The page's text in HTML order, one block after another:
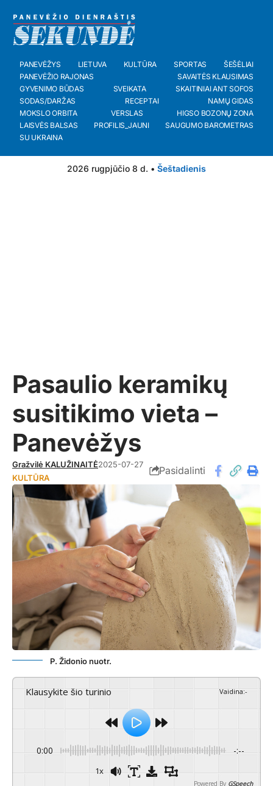
PANEVĖŽYS LIETUVA KULTŪRA SPORTAS
ŠEŠĖLIAI
PANEVĖŽIO RAJONAS
SAVAITĖS KLAUSIMAS
GYVENIMO BŪDAS
SVEIKATA
SKAITINIAI ANT SOFOS
SODAS/DARŽAS
RECEPTAI
NAMŲ GIDAS
MOKSLO ORBITA
VERSLAS
HIGSO BOZONŲ ZONA
LAISVĖS BALSAS
PROFILIS_JAUNI
SAUGUMO BAROMETRAS
SU UKRAINA
2026 rugpjūčio 8 d. • Šeštadienis
Pasaulio keramikų
susitikimo vieta –
Panevėžys
Gražvilė KALUŽINAITĖ2025-07-27
KULTŪRA
Pasidalinti
P. Židonio nuotr.
Klausykite šio turinio Vaidina:-
0:00 -:--
1x
Powered By GSpeech